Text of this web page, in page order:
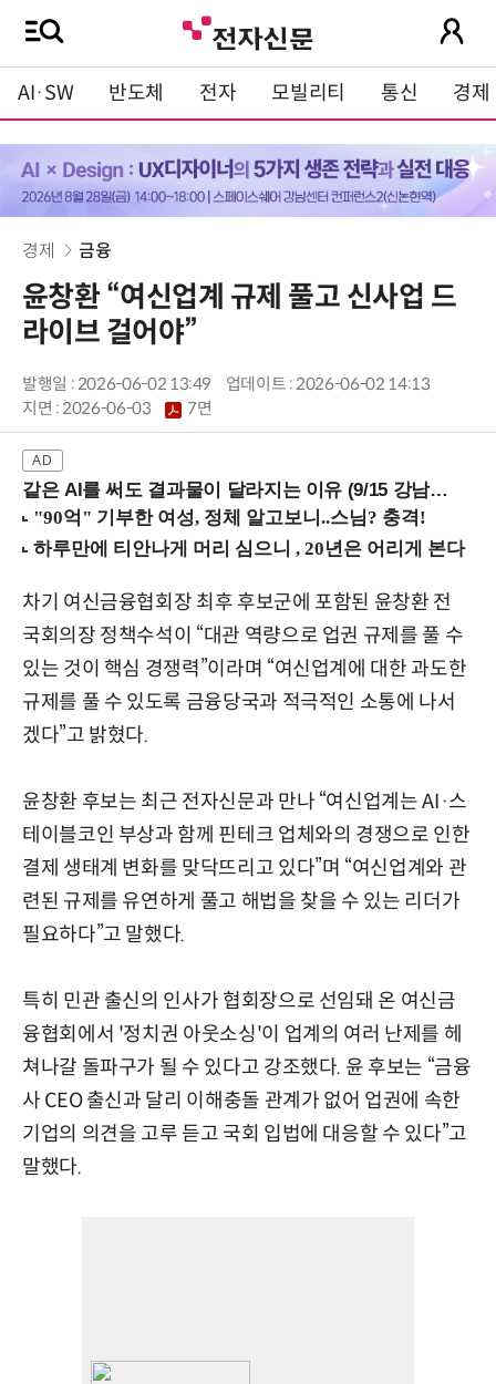
AI·SW 반도체 전자 모빌리티 통신 경제
경제 금융
윤창환 “여신업계 규제 풀고 신사업 드
라이브 걸어야”
발행일 : 2026-06-02 13:49
업데이트 : 2026-06-02 14:13
지면 :2026-06-03 7면
같은 AI를 써도 결과물이 달라지는 이유 (9/15 강남역)
차기 여신금융협회장 최후 후보군에 포함된 윤창환 전
국회의장 정책수석이 “대관 역량으로 업권 규제를 풀 수
있는 것이 핵심 경쟁력”이라며 “여신업계에 대한 과도한
규제를 풀 수 있도록 금융당국과 적극적인 소통에 나서
겠다”고 밝혔다.
윤창환 후보는 최근 전자신문과 만나 “여신업계는 AI·스
테이블코인 부상과 함께 핀테크 업체와의 경쟁으로 인한
결제 생태계 변화를 맞닥뜨리고 있다”며 “여신업계와 관
련된 규제를 유연하게 풀고 해법을 찾을 수 있는 리더가
필요하다”고 말했다.
특히 민관 출신의 인사가 협회장으로 선임돼 온 여신금
융협회에서 '정치권 아웃소싱'이 업계의 여러 난제를 헤
쳐나갈 돌파구가 될 수 있다고 강조했다. 윤 후보는 “금융
사 CEO 출신과 달리 이해충돌 관계가 없어 업권에 속한
기업의 의견을 고루 듣고 국회 입법에 대응할 수 있다”고
말했다.